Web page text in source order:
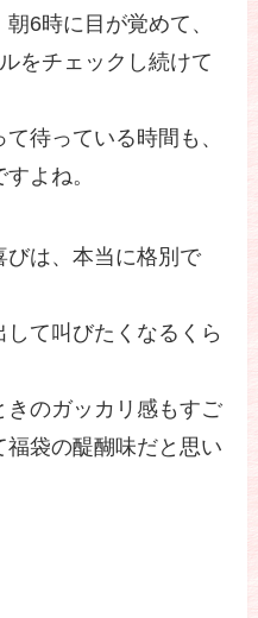
6時に目が覚めて、
をチェックし続けて
待っている時間も、
よね。
びは、本当に格別で
して叫びたくなるくら
のガッカリ感もすご
袋の醍醐味だと思い